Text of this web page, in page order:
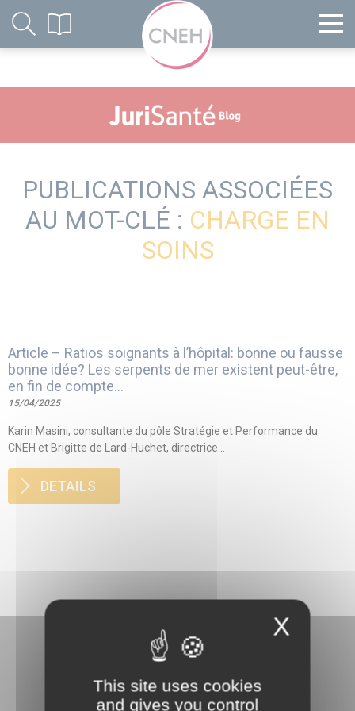
PUBLICATIONS ASSOCIÉES
AU MOT-CLÉ : CHARGE EN
SOINS
Article – Ratios soignants à l’hôpital: bonne ou fausse
bonne idée? Les serpents de mer existent peut-être,
en fin de compte…
15/04/2025
Karin Masini, consultante du pôle Stratégie et Performance du
CNEH et Brigitte de Lard-Huchet, directrice...
DETAILS
X
This site uses cookies
and gives you control